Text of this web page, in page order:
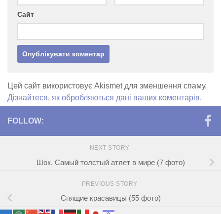
Сайт
Цей сайт використовує Akismet для зменшення спаму.
Дізнайтеся, як обробляються дані ваших коментарів.
FOLLOW:
NEXT STORY
Шок. Самый толстый атлет в мире (7 фото)
PREVIOUS STORY
Спящие красавицы (55 фото)